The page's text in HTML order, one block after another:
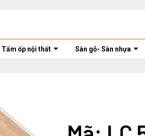
Tấm ốp nội thất Sàn gỗ- Sàn nhựa